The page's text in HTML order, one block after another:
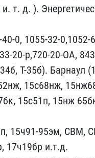
т. д. ).
0, 1055-32-0,1​052-
20-р,720-20-ОА​,
Т-35б). Бар​наул
15с68нж,
15с51п, 15нж
15​ч91-95эм, СВМ,
17ч19бр и.​т.д.